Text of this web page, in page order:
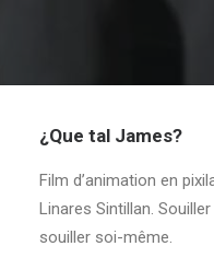
¿Que tal James?
Film d’animation en
Linares Sintillan.
souiller soi-même.